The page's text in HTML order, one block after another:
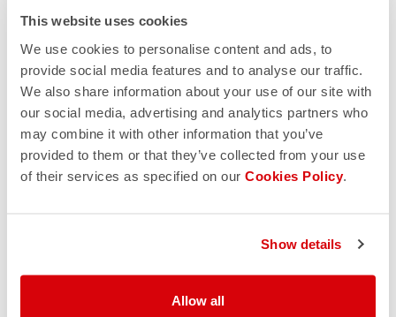
This website uses cookies
We use cookies to personalise content and ads, to
provide social media features and to analyse our traffic.
We also share information about your use of our site with
our social media, advertising and analytics partners who
may combine it with other information that you’ve
provided to them or that they’ve collected from your use
of their services as specified on our Cookies Policy.
Show details
Allow all
HAI BISOGNO DI AIUTO?
Per ogni tuo dubbio o necessità di supporto non ti
preoccupare,siamo qui per te!
email
CONTATTACI
Hai una domanda per noi?
Contatta il nostro Servizio Clienti